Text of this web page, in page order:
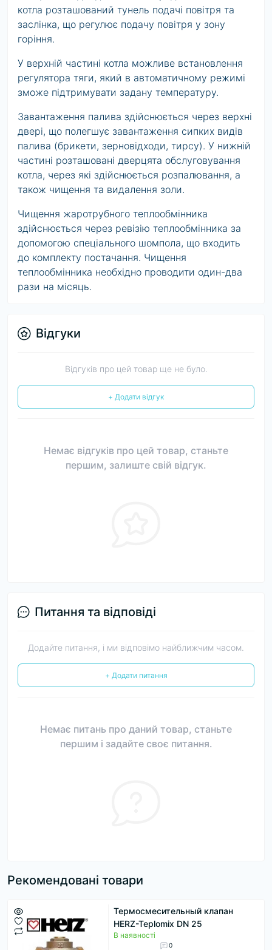
котла розташований тунель подачі повітря та
заслінка, що регулює подачу повітря у зону
горіння.
У верхній частині котла можливе встановлення
регулятора тяги, який в автоматичному режимі
зможе підтримувати задану температуру.
Завантаження палива здійснюється через верхні
двері, що полегшує завантаження сипких видів
палива (брикети, зерновідходи, тирсу). У нижній
частині розташовані дверцята обслуговування
котла, через які здійснюється розпалювання, а
також чищення та видалення золи.
Чищення жаротрубного теплообмінника
здійснюється через ревізію теплообмінника за
допомогою спеціального шомпола, що входить
до комплекту постачання. Чищення
теплообмінника необхідно проводити один-два
рази на місяць.
Відгуки
Відгуків про цей товар ще не було.
+ Додати відгук
Немає відгуків про цей товар, станьте
першим, залиште свій відгук.
Питання та відповіді
Додайте питання, і ми відповімо найближчим часом.
+ Додати питання
Немає питань про даний товар, станьте
першим і задайте своє питання.
Рекомендовані товари
Термосмесительный клапан
HERZ-Teplomix DN 25
В наявності
0